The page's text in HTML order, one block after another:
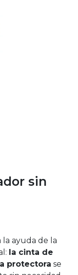
sin
la ayuda de la
la cinta de
protectora se